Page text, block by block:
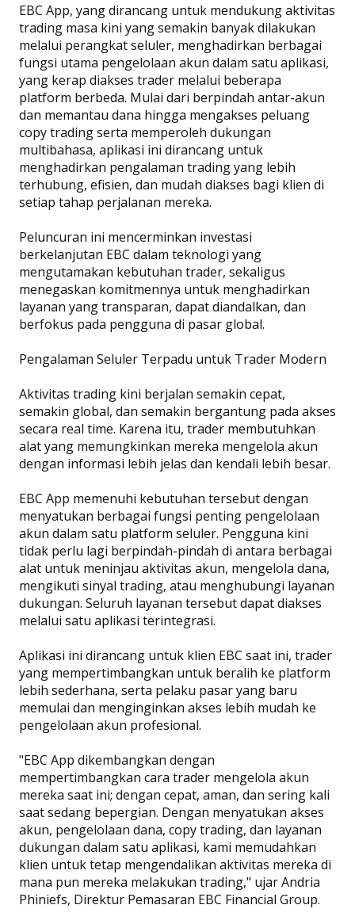
EBC App, yang dirancang untuk mendukung aktivitas
trading masa kini yang semakin banyak dilakukan
melalui perangkat seluler, menghadirkan berbagai
fungsi utama pengelolaan akun dalam satu aplikasi,
yang kerap diakses trader melalui beberapa
platform berbeda. Mulai dari berpindah antar-akun
dan memantau dana hingga mengakses peluang
copy trading serta memperoleh dukungan
multibahasa, aplikasi ini dirancang untuk
menghadirkan pengalaman trading yang lebih
terhubung, efisien, dan mudah diakses bagi klien di
setiap tahap perjalanan mereka.
Peluncuran ini mencerminkan investasi
berkelanjutan EBC dalam teknologi yang
mengutamakan kebutuhan trader, sekaligus
menegaskan komitmennya untuk menghadirkan
layanan yang transparan, dapat diandalkan, dan
berfokus pada pengguna di pasar global.
Pengalaman Seluler Terpadu untuk Trader Modern
Aktivitas trading kini berjalan semakin cepat,
semakin global, dan semakin bergantung pada akses
secara real time. Karena itu, trader membutuhkan
alat yang memungkinkan mereka mengelola akun
dengan informasi lebih jelas dan kendali lebih besar.
EBC App memenuhi kebutuhan tersebut dengan
menyatukan berbagai fungsi penting pengelolaan
akun dalam satu platform seluler. Pengguna kini
tidak perlu lagi berpindah-pindah di antara berbagai
alat untuk meninjau aktivitas akun, mengelola dana,
mengikuti sinyal trading, atau menghubungi layanan
dukungan. Seluruh layanan tersebut dapat diakses
melalui satu aplikasi terintegrasi.
Aplikasi ini dirancang untuk klien EBC saat ini, trader
yang mempertimbangkan untuk beralih ke platform
lebih sederhana, serta pelaku pasar yang baru
memulai dan menginginkan akses lebih mudah ke
pengelolaan akun profesional.
"EBC App dikembangkan dengan
mempertimbangkan cara trader mengelola akun
mereka saat ini; dengan cepat, aman, dan sering kali
saat sedang bepergian. Dengan menyatukan akses
akun, pengelolaan dana, copy trading, dan layanan
dukungan dalam satu aplikasi, kami memudahkan
klien untuk tetap mengendalikan aktivitas mereka di
mana pun mereka melakukan trading," ujar Andria
Phiniefs, Direktur Pemasaran EBC Financial Group.